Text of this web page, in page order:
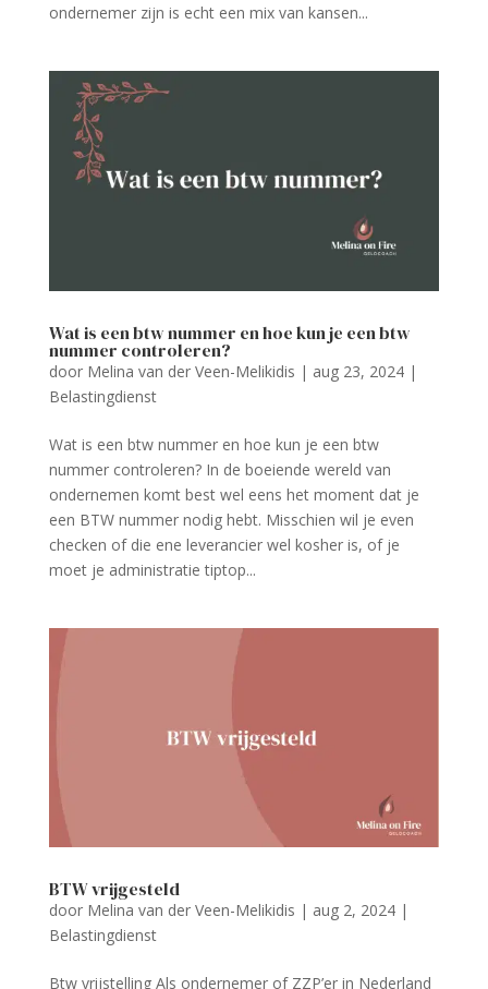
ondernemer zijn is echt een mix van kansen...
Wat is een btw nummer en hoe kun je een btw
nummer controleren?
door Melina van der Veen-Melikidis | aug 23, 2024|
Belastingdienst
Wat is een btw nummer en hoe kun je een btw
nummer controleren? In de boeiende wereld van
ondernemen komt best wel eens het moment dat je
een BTW nummer nodig hebt. Misschien wil je even
checken of die ene leverancier wel kosher is, of je
moet je administratie tiptop...
BTW vrijgesteld
door Melina van der Veen-Melikidis | aug 2, 2024|
Belastingdienst
Btw vrijstelling Als ondernemer of ZZP’er in Nederland